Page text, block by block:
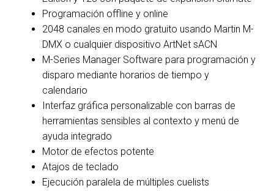
Programación offline y online
2048 canales en modo gratuito usando Martin M-
DMX o cualquier dispositivo ArtNet sACN
M-Series Manager Software para programación y
disparo mediante horarios de tiempo y
calendario
Interfaz gráfica personalizable con barras de
herramientas sensibles al contexto y menú de
ayuda integrado
Motor de efectos potente
Atajos de teclado
Ejecución paralela de múltiples cuelists